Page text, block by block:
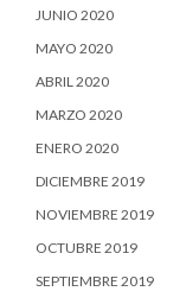
JUNIO 2020
MAYO 2020
ABRIL 2020
MARZO 2020
ENERO 2020
DICIEMBRE 2019
NOVIEMBRE 2019
OCTUBRE 2019
SEPTIEMBRE 2019